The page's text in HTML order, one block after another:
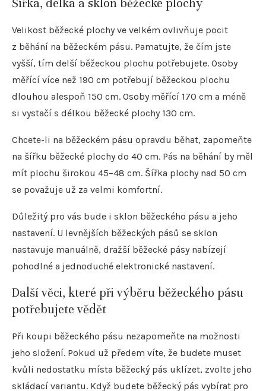
Šířka, délka a sklon běžecké plochy
Velikost běžecké plochy ve velkém ovlivňuje pocit
z běhání na běžeckém pásu. Pamatujte, že čím jste
vyšší, tím delší běžeckou plochu potřebujete. Osoby
měřící více než 190 cm potřebují běžeckou plochu
dlouhou alespoň 150 cm. Osoby měřící 170 cm a méně
si vystačí s délkou běžecké plochy 130 cm.
Chcete-li na běžeckém pásu opravdu běhat, zapomeňte
na šířku běžecké plochy do 40 cm. Pás na běhání by měl
mít plochu širokou 45–48 cm. Šířka plochy nad 50 cm
se považuje už za velmi komfortní.
Důležitý pro vás bude i sklon běžeckého pásu a jeho
nastavení. U levnějších běžeckých pásů se sklon
nastavuje manuálně, dražší běžecké pásy nabízejí
pohodlné a jednoduché elektronické nastavení.
Další věci, které při výběru běžeckého pásu
potřebujete vědět
Při koupi běžeckého pásu nezapomeňte na možnosti
jeho složení. Pokud už předem víte, že budete muset
kvůli nedostatku místa běžecký pás uklízet, zvolte jeho
skládací variantu. Když budete běžecký pás vybírat pro